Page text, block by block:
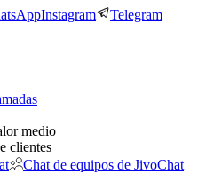
Instagram Telegram
medio
clientes
Chat de equipos de JivoChat